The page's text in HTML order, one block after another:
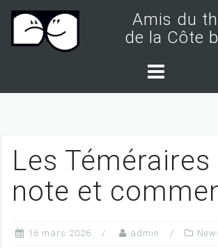
t
Amis du
de la Côte
Les Téméraires
note et
16 mars 2026 admin